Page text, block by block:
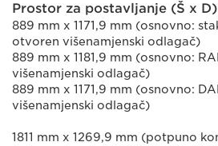
Prostor za postavljanje (Š x D)
889 mm x 1171,9 mm (osnovno:
otvoren višenamjenski odlagač)
889 mm x 1181,9 mm (osnovno:
višenamjenski odlagač)
889 mm x 1171,9 mm (osnovno:
višenamjenski odlagač)
1811 mm x 1269,9 mm (potpuno